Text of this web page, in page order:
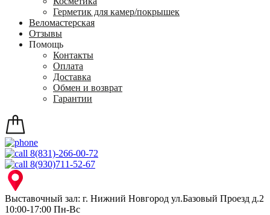
Герметик для камер/покрышек
Веломастерская
Отзывы
Помощь
Контакты
Оплата
Доставка
Обмен и возврат
Гарантии
8(831)-266-00-72
8(930)711-52-67
Выставочный зал: г. Нижний Новгород ул.Базовый Проезд д.2
10:00-17:00 Пн-Вс